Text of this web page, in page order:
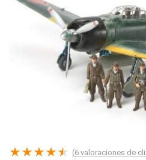
★★★★★ (6 valoraciones de